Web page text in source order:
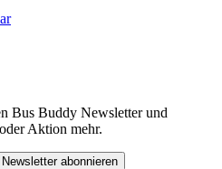
Bus Buddy Newsletter und
Aktion mehr.
Newsletter abonnieren